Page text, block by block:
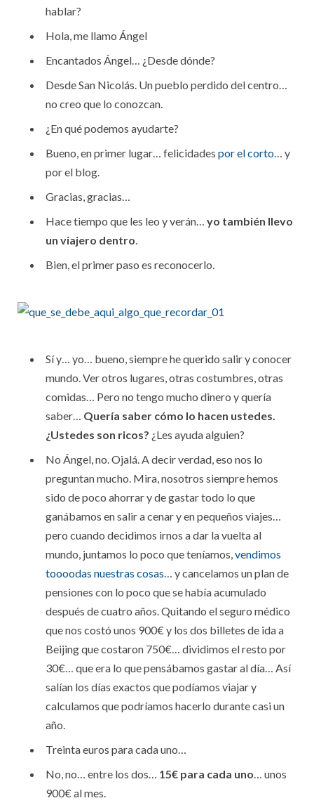
hablar?
Hola, me llamo Ángel
Encantados Ángel… ¿Desde dónde?
Desde San Nicolás. Un pueblo perdido del centro…
no creo que lo conozcan.
¿En qué podemos ayudarte?
Bueno, en primer lugar… felicidades por el corto… y
por el blog.
Gracias, gracias…
Hace tiempo que les leo y verán… yo también llevo
un viajero dentro.
Bien, el primer paso es reconocerlo.
Sí y… yo… bueno, siempre he querido salir y conocer
mundo. Ver otros lugares, otras costumbres, otras
comidas… Pero no tengo mucho dinero y quería
saber… Quería saber cómo lo hacen ustedes.
¿Ustedes son ricos? ¿Les ayuda alguien?
No Ángel, no. Ojalá. A decir verdad, eso nos lo
preguntan mucho. Mira, nosotros siempre hemos
sido de poco ahorrar y de gastar todo lo que
ganábamos en salir a cenar y en pequeños viajes…
pero cuando decidimos irnos a dar la vuelta al
mundo, juntamos lo poco que teníamos,vendimos
toooodas nuestras cosas… y cancelamos un plan de
pensiones con lo poco que se había acumulado
después de cuatro años. Quitando el seguro médico
que nos costó unos 900€ y los dos billetes de ida a
Beijing que costaron 750€… dividimos el resto por
30€… que era lo que pensábamos gastar al día… Así
salían los días exactos que podíamos viajar y
calculamos que podríamos hacerlo durante casi un
año.
Treinta euros para cada uno…
No, no… entre los dos… 15€ para cada uno… unos
900€ al mes.